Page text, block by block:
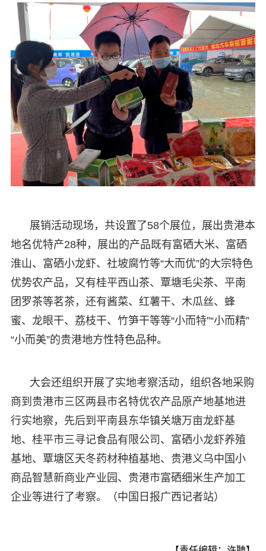
展销活动现场，共设置了58个展位，展出贵港本
地名优特产28种，展出的产品既有富硒大米、富硒
淮山、富硒小龙虾、社坡腐竹等“大而优”的大宗特色
优势农产品，又有桂平西山茶、覃塘毛尖茶、平南
团罗茶等茗茶，还有酱菜、红薯干、木瓜丝、蜂
蜜、龙眼干、荔枝干、竹笋干等等“小而特”“小而精”
“小而美”的贵港地方性特色品种。
大会还组织开展了实地考察活动，组织各地采购
商到贵港市三区两县市名特优农产品原产地基地进
行实地察，先后到平南县东华镇关塘万亩龙虾基
地、桂平市三寻记食品有限公司、富硒小龙虾养殖
基地、覃塘区天冬药材种植基地、贵港义乌中国小
商品智慧新商业产业园、贵港市富硒细米生产加工
企业等进行了考察。（中国日报广西记者站）